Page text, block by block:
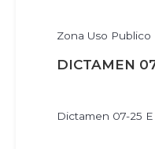
Zona Uso Publico
DICTAMEN
Dictamen 07-25